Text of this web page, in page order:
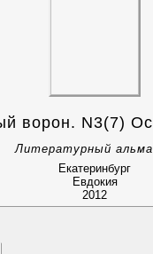
ворон. N3(7)
Литературный
Екатеринбург
Евдокия
2012